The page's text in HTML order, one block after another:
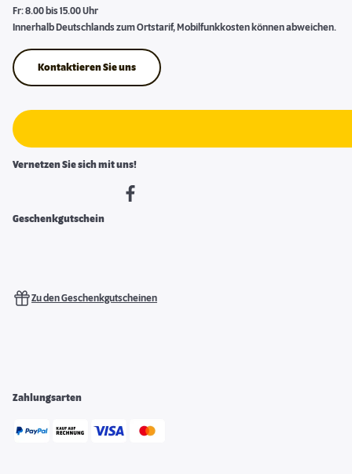
Fr: 8.00 bis 15.00 Uhr
Innerhalb Deutschlands zum Ortstarif, Mobilfunkkosten können abweichen.
Kontaktieren Sie uns
Vernetzen Sie sich mit uns!
Geschenkgutschein
Zu den Geschenkgutscheinen
Zahlungsarten